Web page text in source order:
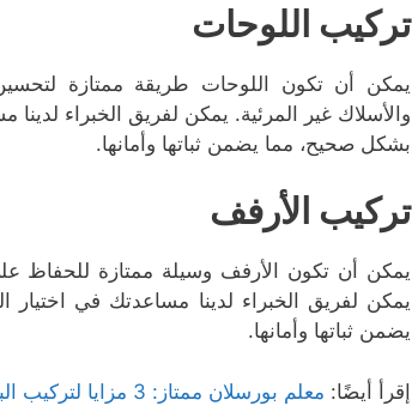
تركيب اللوحات
يمكن أن تكون اللوحات طريقة ممتازة
والأسلاك غير المرئية. يمكن لفريق الخبراء لدينا
بشكل صحيح، مما يضمن ثباتها وأمانها.
تركيب الأرفف
يمكن أن تكون الأرفف وسيلة ممتازة للحفاظ
يمكن لفريق الخبراء لدينا مساعدتك في اختيار
يضمن ثباتها وأمانها.
إقرأ أيضًا: معلم بورسلان ممتاز: 3 مزايا لتركيب البورسلان ولماذا يجب عليك تركيبه؟